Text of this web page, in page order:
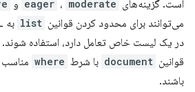
است. گزینه‌های eager ، moderate و
می‌توانند برای محدود کردن قوانین list
در یک لیست خاص تعامل دارد، استفاده شوند.
قوانین document با شرط where
باشند.